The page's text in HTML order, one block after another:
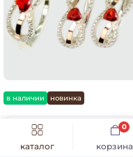
каталог корзина
0
в наличии новинка